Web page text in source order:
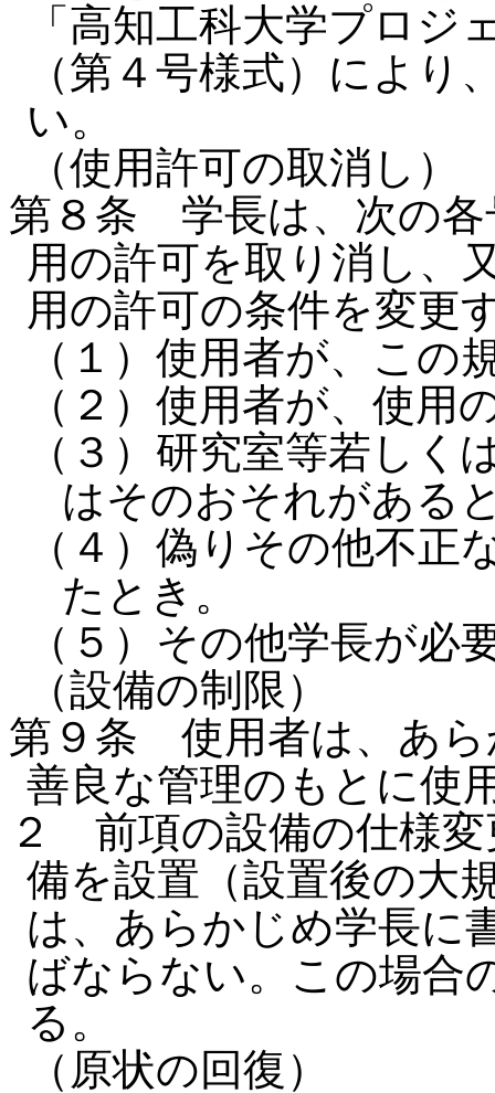
「高知工科大学プロジ
（第４号様式）によ
い。
（使用許可の取消し）
第８条 学長は、次の各
用の許可を取り消し、
用の許可の条件を変更
（１）使用者が、この
（２）使用者が、使用
（３）研究室等若しく
はそのおそれがある
（４）偽りその他不正
たとき。
（５）その他学長が必
（設備の制限）
第９条 使用者は、あら
善良な管理のもとに使
２ 前項の設備の仕様変
備を設置（設置後の大
は、あらかじめ学長に
ばならない。この場合
る。
（原状の回復）